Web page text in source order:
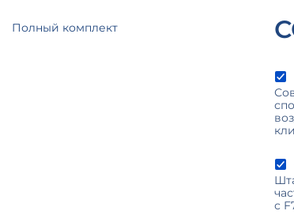
Полный комплект
с